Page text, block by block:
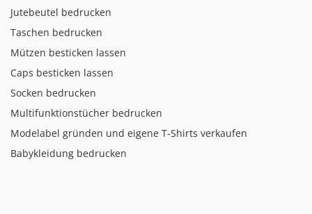
Jutebeutel bedrucken
Taschen bedrucken
Mützen besticken lassen
Caps besticken lassen
Socken bedrucken
Multifunktionstücher bedrucken
Modelabel gründen und eigene T-Shirts verkaufen
Babykleidung bedrucken